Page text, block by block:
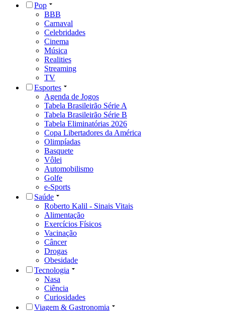
Pop
BBB
Carnaval
Celebridades
Cinema
Música
Realities
Streaming
TV
Esportes
Agenda de Jogos
Tabela Brasileirão Série A
Tabela Brasileirão Série B
Tabela Eliminatórias 2026
Copa Libertadores da América
Olimpíadas
Basquete
Vôlei
Automobilismo
Golfe
e-Sports
Saúde
Roberto Kalil - Sinais Vitais
Alimentação
Exercícios Físicos
Vacinação
Câncer
Drogas
Obesidade
Tecnologia
Nasa
Ciência
Curiosidades
Viagem & Gastronomia